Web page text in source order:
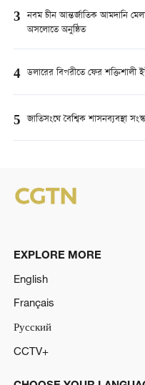
3 নবম চীন আন্তর্জাতিক আমদানি
অসলোতে অনুষ্ঠিত
4 ডলারের বিপরীতে ফের শক্তিশালী
5 জাতিসংঘে বৈশ্বিক শাসনব্যবস্থা
EXPLORE MORE
English
Français
Русский
CCTV+